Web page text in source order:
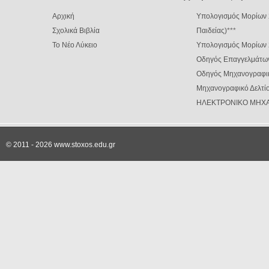
Αρχική
Σχολικά Βιβλία
Το Νέο Λύκειο
Υπολογισμός Μορίων
Παιδείας)***
Υπολογισμός
Οδηγός
Οδηγός
Μηχανογραφικό
ΗΛΕΚΤΡΟΝΙΚΟ
© 2011 - 2026 www.stoxos.edu.gr